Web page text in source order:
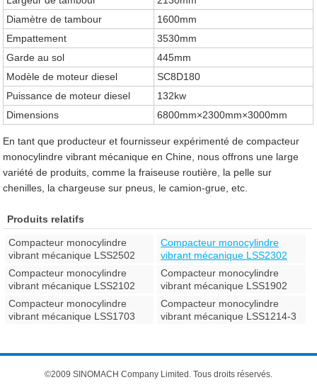
Diamètre de tambour
1600mm
Empattement
3530mm
Garde au sol
445mm
Modèle de moteur diesel
SC8D180
Puissance de moteur diesel
132kw
Dimensions
6800mm×2300mm×3000mm
En tant que producteur et fournisseur expérimenté de compacteur
monocylindre vibrant mécanique en Chine, nous offrons une large
variété de produits, comme la fraiseuse routière, la pelle sur
chenilles, la chargeuse sur pneus, le camion-grue, etc.
Produits relatifs
Compacteur monocylindre
vibrant mécanique LSS2502
Compacteur monocylindre
vibrant mécanique LSS2302
Compacteur monocylindre
vibrant mécanique LSS2102
Compacteur monocylindre
vibrant mécanique LSS1902
Compacteur monocylindre
vibrant mécanique LSS1703
Compacteur monocylindre
vibrant mécanique LSS1214-3
©2009 SINOMACH Company Limited. Tous droits réservés.